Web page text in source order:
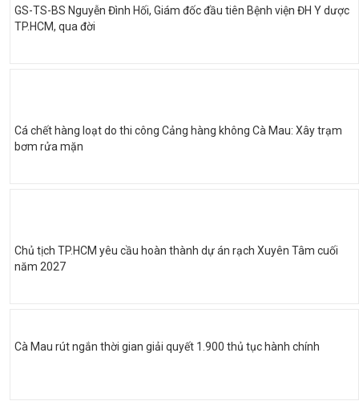
GS-TS-BS Nguyễn Đình Hối, Giám đốc đầu tiên Bệnh viện ĐH Y dược
TP.HCM, qua đời
Cá chết hàng loạt do thi công Cảng hàng không Cà Mau: Xây trạm
bơm rửa mặn
Chủ tịch TP.HCM yêu cầu hoàn thành dự án rạch Xuyên Tâm cuối
năm 2027
Cà Mau rút ngắn thời gian giải quyết 1.900 thủ tục hành chính